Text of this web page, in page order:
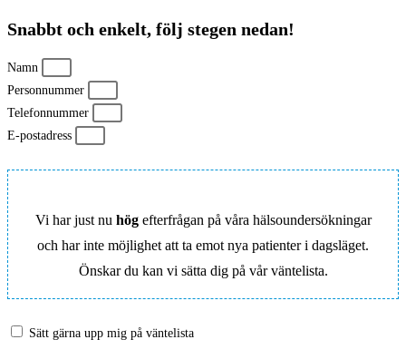
Snabbt och enkelt, följ stegen nedan!
Namn
Personnummer
Telefonnummer
E-postadress
Vi har just nu högefterfrågan på våra hälsoundersökningar
och har inte möjlighet att ta emot nya patienter i dagsläget.
Önskar du kan vi sätta dig på vår väntelista.
Sätt gärna upp mig på väntelista